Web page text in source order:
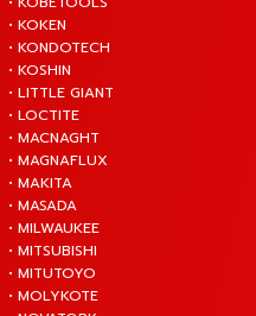
• KOKEN
• KONDOTECH
• KOSHIN
• LITTLE GIANT
• LOCTITE
• MACNAGHT
• MAGNAFLUX
• MAKITA
• MASADA
• MILWAUKEE
• MITSUBISHI
• MITUTOYO
• MOLYKOTE